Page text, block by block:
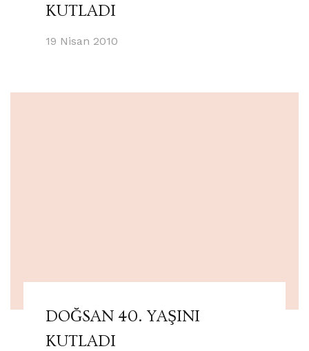
KUTLADI
19 Nisan 2010
DOĞSAN 40. YAŞINI
KUTLADI